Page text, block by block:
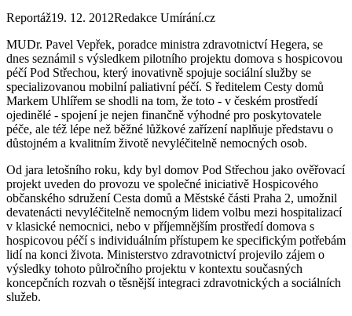
Reportáž19. 12. 2012Redakce Umírání.cz
MUDr. Pavel Vepřek, poradce ministra zdravotnictví Hegera, se
dnes seznámil s výsledkem pilotního projektu domova s hospicovou
péčí Pod Střechou, který inovativně spojuje sociální služby se
specializovanou mobilní paliativní péčí. S ředitelem Cesty domů
Markem Uhlířem se shodli na tom, že toto - v českém prostředí
ojedinělé - spojení je nejen finančně výhodné pro poskytovatele
péče, ale též lépe než běžné lůžkové zařízení naplňuje představu o
důstojném a kvalitním životě nevyléčitelně nemocných osob.
Od jara letošního roku, kdy byl domov Pod Střechou jako ověřovací
projekt uveden do provozu ve společné iniciativě Hospicového
občanského sdružení Cesta domů a Městské části Praha 2, umožnil
devatenácti nevyléčitelně nemocným lidem volbu mezi hospitalizací
v klasické nemocnici, nebo v příjemnějším prostředí domova s
hospicovou péčí s individuálním přístupem ke specifickým potřebám
lidí na konci života. Ministerstvo zdravotnictví projevilo zájem o
výsledky tohoto půlročního projektu v kontextu současných
koncepčních rozvah o těsnější integraci zdravotnických a sociálních
služeb.